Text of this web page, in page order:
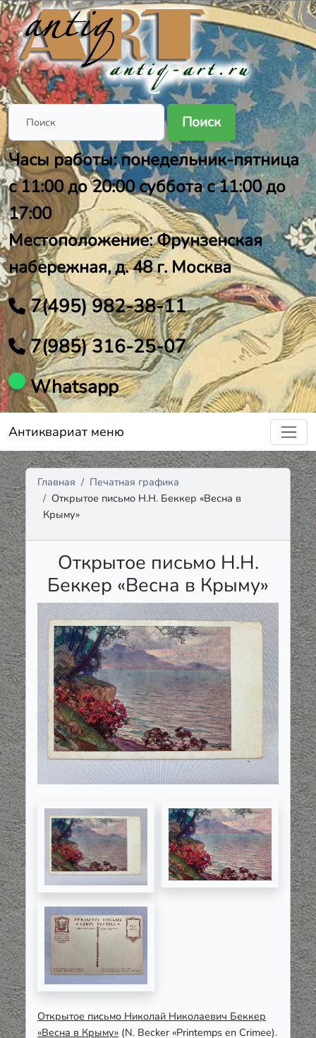
Поиск
Часы работы: понедельник-пятница
с 11:00 до 20:00 суббота с 11:00 до
17:00
Местоположение: Фрунзенская
набережная, д. 48 г. Москва
7(495) 982-38-11
7(985) 316-25-07
Whatsapp
Антиквариат меню
Главная
Печатная графика
Открытое письмо Н.Н. Беккер «Весна в
Крыму»
Открытое письмо Н.Н.
Беккер «Весна в Крыму»
Открытое письмо Николай Николаевич Беккер
«Весна в Крыму» (N. Becker «Printemps en Crimee).